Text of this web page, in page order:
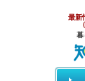
最新
（
暮